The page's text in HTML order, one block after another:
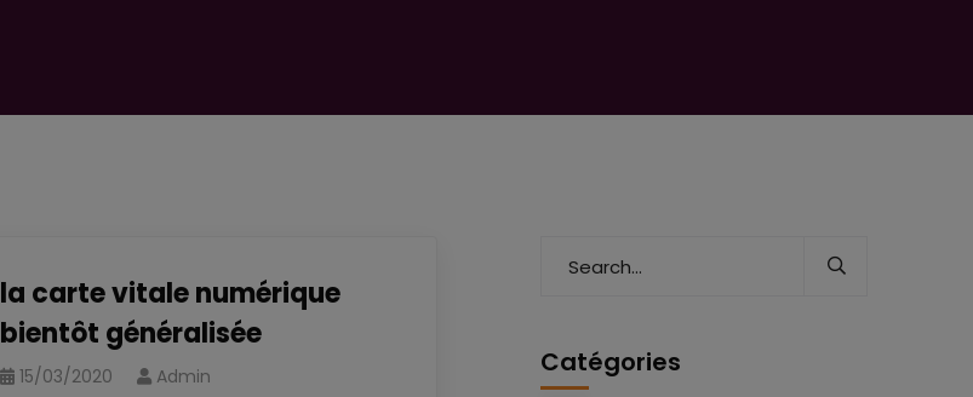
la carte vitale numérique
bientôt généralisée
15/03/2020 Admin Catégories